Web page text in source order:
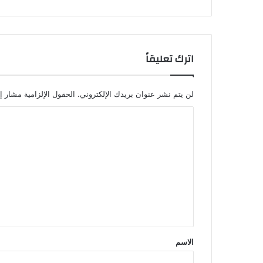
اترك تعليقاً
لن يتم نشر عنوان بريدك الإلكتروني. الحقول الإلزامية مشار
*
الاسم